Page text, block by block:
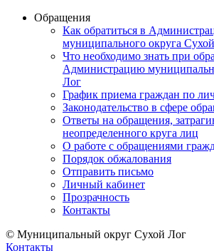
Обращения
Как обратиться в
муниципального округа
Что необходимо знать при
Администрацию
Лог
График приема граждан по
Законодательство в сфере
Ответы на обращения,
неопределенного круга лиц
О работе с обращениями
Порядок обжалования
Отправить письмо
Личный кабинет
Прозрачность
Контакты
© Муниципальный округ Сухой Лог
Контакты